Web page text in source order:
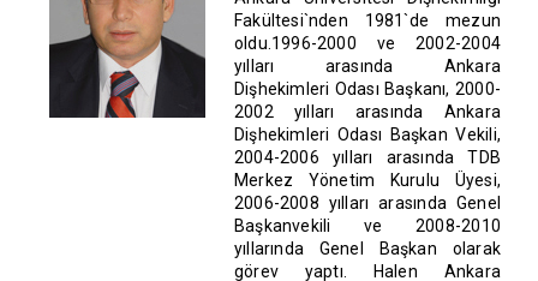
Fakültesi`nden 1981`de mezun
oldu.1996-2000 ve 2002-2004
yılları arasında Ankara
Dişhekimleri Odası Başkanı, 2000-
2002 yılları arasında Ankara
Dişhekimleri Odası Başkan Vekili,
2004-2006 yılları arasında TDB
Merkez Yönetim Kurulu Üyesi,
2006-2008 yılları arasında Genel
Başkanvekili ve 2008-2010
yıllarında Genel Başkan olarak
görev yaptı. Halen Ankara